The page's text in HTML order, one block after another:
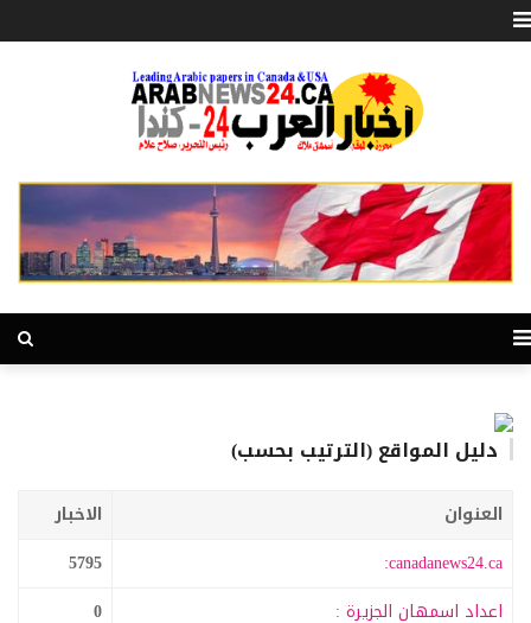
دليل المواقع (الترتيب بحسب)
العنوان
الاخبار
canadanews24.ca:
5795
اعداد اسمهان الجزيرة :
0